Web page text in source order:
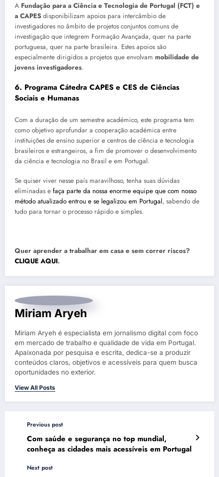
A Fundação para a Ciência e Tecnologia de Portugal (FCT) e
a CAPES disponibilizam apoios para intercâmbio de
investigadores no âmbito de projetos conjuntos comuns de
investigação que integrem Formação Avançada, quer na parte
portuguesa, quer na parte brasileira. Estes apoios são
especialmente dirigidos a projetos que envolvam mobilidade de
jovens investigadores.
6. Programa Cátedra CAPES e CES de Ciências
Sociais e Humanas
Com a duração de um semestre académico, este programa tem
como objetivo aprofundar a cooperação académica entre
instituições de ensino superior e centros de ciência e tecnologia
brasileiros e estrangeiros, a fim de promover o desenvolvimento
da ciência e tecnologia no Brasil e em Portugal.
Se quiser viver nesse país maravilhoso, tenha suas dúvidas
eliminadas e faça parte da nossa enorme equipe que com nosso
método atualizado entrou e se legalizou em Portugal, sabendo de
tudo para tornar o processo rápido e simples.
Quer aprender a trabalhar em casa e sem correr riscos?
CLIQUE AQUI.
Miriam Aryeh
Miriam Aryeh é especialista em jornalismo digital com foco
em mercado de trabalho e qualidade de vida em Portugal.
Apaixonada por pesquisa e escrita, dedica-se a produzir
conteúdos claros, objetivos e acessíveis para quem busca
oportunidades no exterior.
View All Posts
Previous post
Com saúde e segurança no top mundial,
conheça as cidades mais acessíveis em Portugal
Next post